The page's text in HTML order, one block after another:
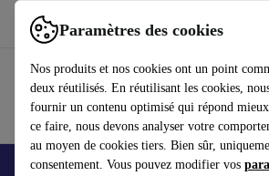
Paramètres des cookies
Nos produits et nos cookies ont un point
deux réutilisés. En réutilisant les cookies,
fournir un contenu optimisé qui répond
ce faire, nous devons analyser votre
au moyen de cookies tiers. Bien sûr,
consentement. Vous pouvez modifier vos
Utilisez refurbed rapidement et facilement
Smartphones Laptops Tablettes Montres